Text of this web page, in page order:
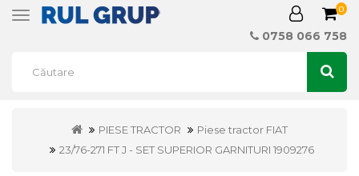
Toggle
0
0758 066 758
PIESE TRACTOR
Piese tractor FIAT
23/76-271 FT J - SET SUPERIOR GARNITURI 1909276